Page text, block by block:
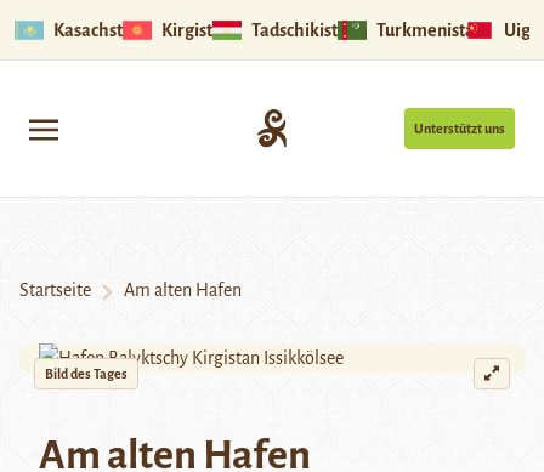
Kasachstan Kirgistan Tadschikistan Turkmenistan
Unterstützt uns
Startseite Am alten Hafen
Bild des Tages
Am alten Hafen